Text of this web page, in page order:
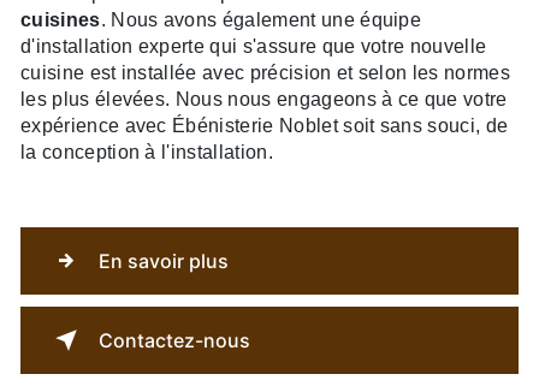
cuisines. Nous avons également une équipe
d'installation experte qui s'assure que votre nouvelle
cuisine est installée avec précision et selon les normes
les plus élevées. Nous nous engageons à ce que votre
expérience avec Ébénisterie Noblet soit sans souci, de
la conception à l'installation.
En savoir plus
Contactez-nous